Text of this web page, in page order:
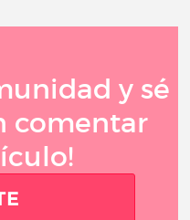
y sé
comentar